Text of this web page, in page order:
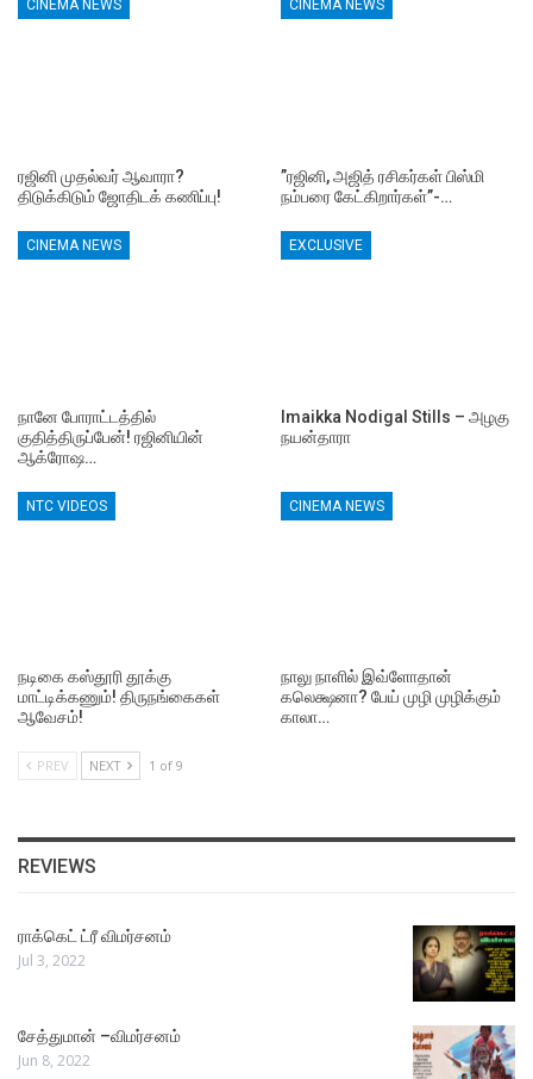
CINEMA NEWS
ரஜினி முதல்வர் ஆவாரா?
திடுக்கிடும் ஜோதிடக் கணிப்பு!
CINEMA NEWS
”ரஜினி, அஜித் ரசிகர்கள் பிஸ்மி
நம்பரை கேட்கிறார்கள்”-…
CINEMA NEWS
நானே போராட்டத்தில்
குதித்திருப்பேன்! ரஜினியின்
ஆக்ரோஷ…
EXCLUSIVE
Imaikka Nodigal Stills – அழகு
நயன்தாரா
NTC VIDEOS
நடிகை கஸ்தூரி தூக்கு
மாட்டிக்கணும்! திருநங்கைகள்
ஆவேசம்!
CINEMA NEWS
நாலு நாளில் இவ்ளோதான்
கலெக்ஷனா? பேய் முழி முழிக்கும்
காலா…
PREV NEXT 1 of 9
REVIEWS
ராக்கெட் ட்ரீ விமர்சனம்
Jul 3, 2022
சேத்துமான் –விமர்சனம்
Jun 8, 2022